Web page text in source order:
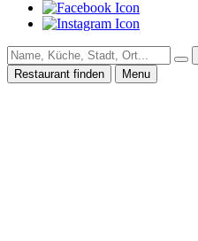
Restaurant finden
Menu